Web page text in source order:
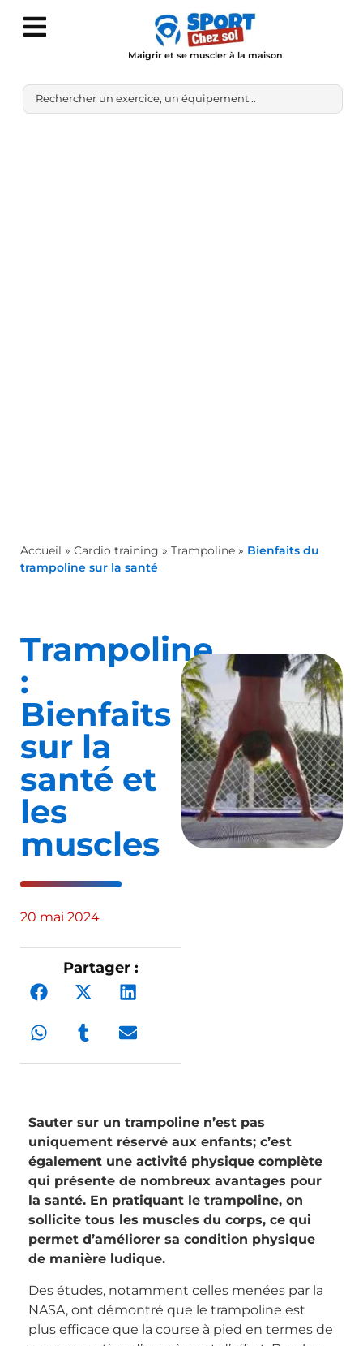
Maigrir et se muscler à la maison
Accueil » Cardio training » Trampoline » Bienfaits du
trampoline sur la santé
Trampoline
:
Bienfaits
sur la
santé et
les
muscles
20 mai 2024
Partager :
Sauter sur un trampoline n’est pas
uniquement réservé aux enfants; c’est
également une activité physique complète
qui présente de nombreux avantages pour
la santé. En pratiquant le trampoline, on
sollicite tous les muscles du corps, ce qui
permet d’améliorer sa condition physique
de manière ludique.
Des études, notamment celles menées par la
NASA, ont démontré que le trampoline est
plus efficace que la course à pied en termes de